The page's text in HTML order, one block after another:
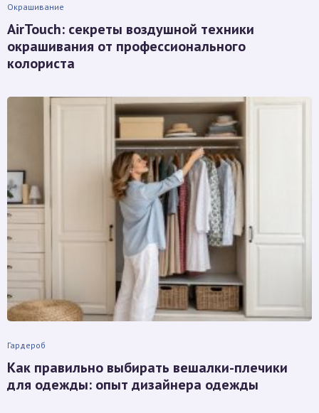
Окрашивание
AirTouch: секреты воздушной техники
окрашивания от профессионального
колориста
Гардероб
Как правильно выбирать вешалки-плечики
для одежды: опыт дизайнера одежды